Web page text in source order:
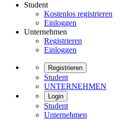
Student
Kostenlos registrieren
Einloggen
Unternehmen
Registrieren
Einloggen
Registrieren
Student
UNTERNEHMEN
Login
Student
Unternehmen